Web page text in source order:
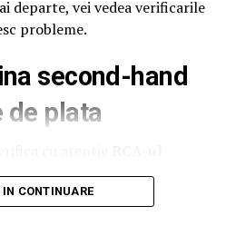
cu ajutorul unor medici
cardiologie, neurologie,
cu posibilitate redusă de
de la Asociația ATI
oglindă pentru tot ceea ce
ceea ce ne face bine și merită
departe, vei vedea verificarile
probleme.
second-hand
de plata
ca sa stii exact ce semnezi
dealerului sa iti arate detaliile
IN CONTINUARE